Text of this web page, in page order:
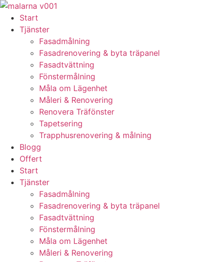
Skip
content
Start
Tjänster
Fasadmålning
Fasadrenovering & byta träpanel
Fasadtvättning
Fönstermålning
Måla om Lägenhet
Måleri & Renovering
Renovera Träfönster
Tapetsering
Trapphusrenovering & målning
Blogg
Offert
Start
Tjänster
Fasadmålning
Fasadrenovering & byta träpanel
Fasadtvättning
Fönstermålning
Måla om Lägenhet
Måleri & Renovering